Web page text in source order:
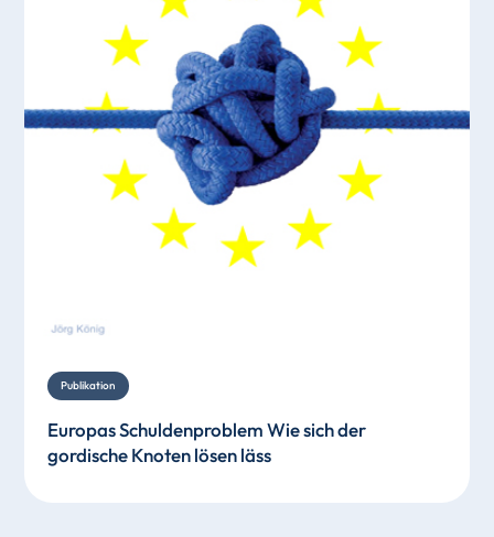
Publikation
Europas Schuldenproblem Wie sich der
gordische Knoten lösen läss